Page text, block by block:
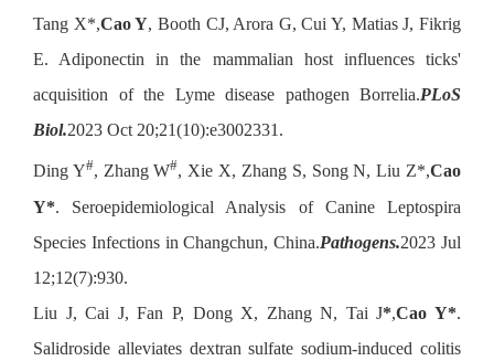
Tang X*,Cao Y, Booth CJ, Arora G, Cui Y, Matias J, Fikrig
E. Adiponectin in the mammalian host influences ticks'
acquisition of the Lyme disease pathogen Borrelia.PLoS
Biol.2023 Oct 20;21(10):e3002331.
Ding Y#, Zhang W#, Xie X, Zhang S, Song N, Liu Z*,Cao
Y*. Seroepidemiological Analysis of Canine Leptospira
Species Infections in Changchun, China.Pathogens.2023 Jul
12;12(7):930.
Liu J, Cai J, Fan P, Dong X, Zhang N, Tai J*,Cao Y*.
Salidroside alleviates dextran sulfate sodium-induced colitis